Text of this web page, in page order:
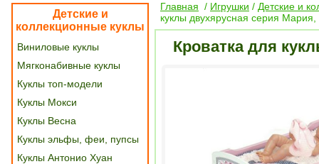
Детские и
коллекционные куклы
Виниловые куклы
Мягконабивные куклы
Куклы топ-модели
Куклы Мокси
Куклы Весна
Куклы эльфы, феи, пупсы
Куклы Антонио Хуан
Главная / Игрушки / Детские и
куклы двухярусная серия
Кроватка для